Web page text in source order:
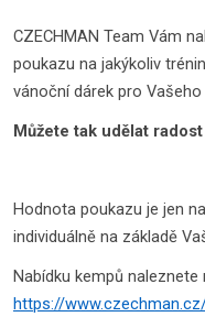
CZECHMAN Team Vám
poukazu na jakýkoliv
vánoční dárek pro
Můžete tak udělat
Hodnota poukazu je jen
individuálně na základě
Nabídku kempů naleznete
https://